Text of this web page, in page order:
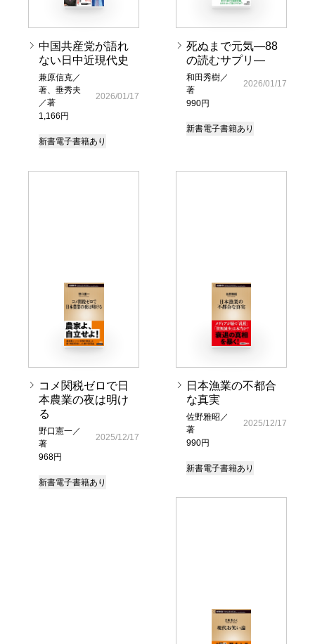
中国共産党が語れ
ない日中近現代史
兼原信克／
著、垂秀夫
／著
1,166円
2026/01/17
新書電子書籍あり
死ぬまで元気―88
の読むサプリ―
和田秀樹／
著
990円
2026/01/17
新書電子書籍あり
コメ関税ゼロで日
本農業の夜は明け
る
野口憲一／
著
968円
2025/12/17
新書電子書籍あり
日本漁業の不都合
な真実
佐野雅昭／
著
990円
2025/12/17
新書電子書籍あり